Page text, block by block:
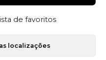
de favoritos
localizações